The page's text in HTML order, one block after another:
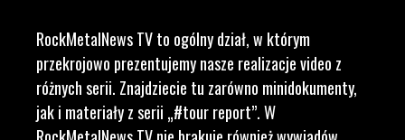
RockMetalNews TV to ogólny dział, w którym
przekrojowo prezentujemy nasze realizacje video z
różnych serii. Znajdziecie tu zarówno minidokumenty,
jak i materiały z serii „#tour report”. W